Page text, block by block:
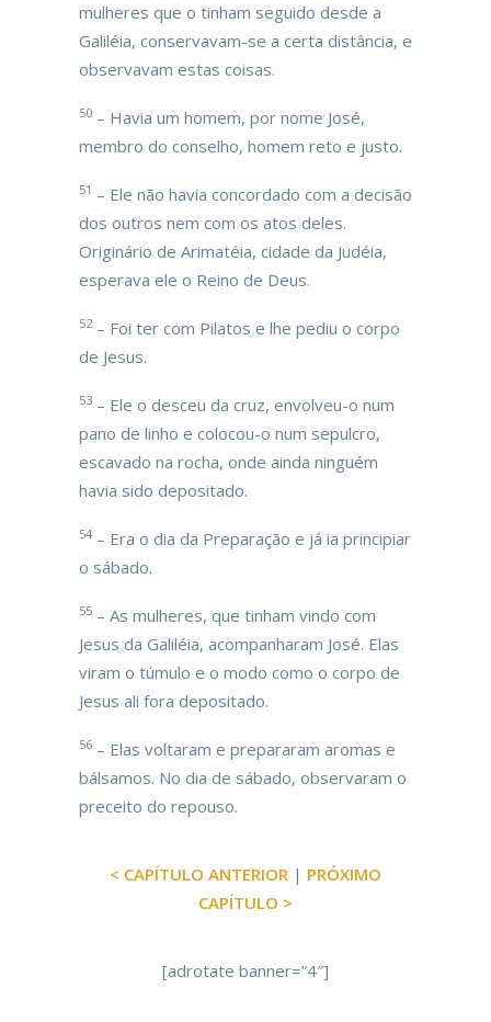
mulheres que o tinham seguido desde a
Galiléia, conservavam-se a certa distância, e
observavam estas coisas.
50 – Havia um homem, por nome José,
membro do conselho, homem reto e justo.
51 – Ele não havia concordado com a decisão
dos outros nem com os atos deles.
Originário de Arimatéia, cidade da Judéia,
esperava ele o Reino de Deus.
52– Foi ter com Pilatos e lhe pediu o corpo
de Jesus.
53 – Ele o desceu da cruz, envolveu-o num
pano de linho e colocou-o num sepulcro,
escavado na rocha, onde ainda ninguém
havia sido depositado.
54 – Era o dia da Preparação e já ia principiar
o sábado.
55 – As mulheres, que tinham vindo com
Jesus da Galiléia, acompanharam José. Elas
viram o túmulo e o modo como o corpo de
Jesus ali fora depositado.
56 – Elas voltaram e prepararam aromas e
bálsamos. No dia de sábado, observaram o
preceito do repouso.
< CAPÍTULO ANTERIOR | PRÓXIMO
CAPÍTULO >
[adrotate banner=”4″]